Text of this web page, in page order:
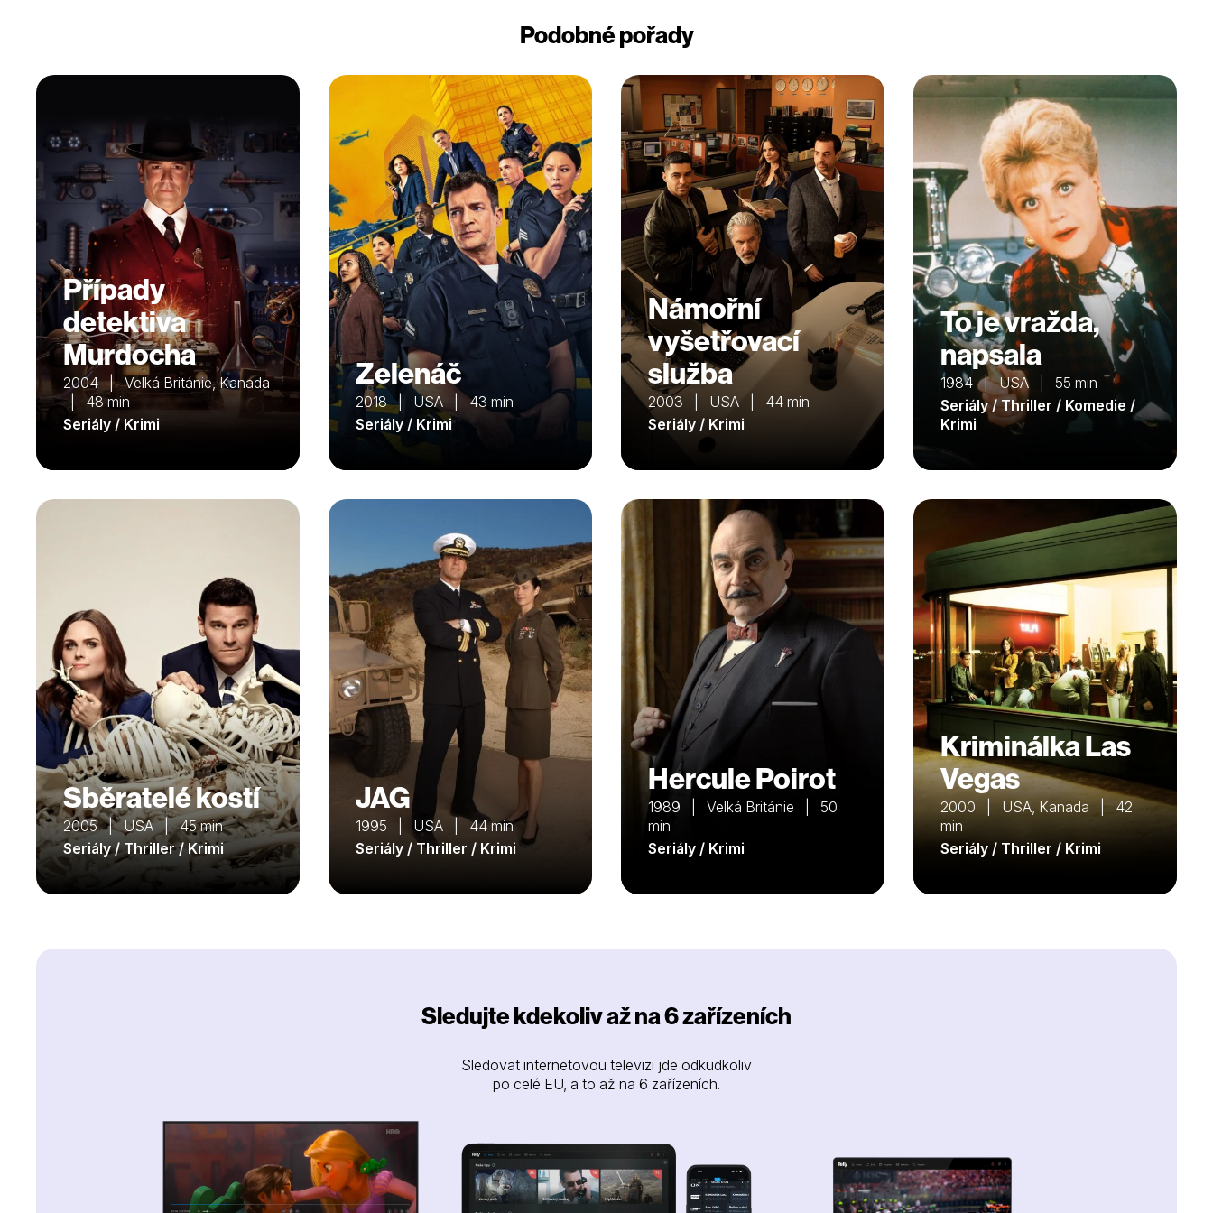
Podobné pořady
Případy
detektiva
Murdocha
2004 | Velká Británie, Kanada
| 48 min
Seriály / Krimi
Zelenáč
2018 | USA | 43 min
Seriály / Krimi
Námořní
vyšetřovací
služba
2003 | USA | 44 min
Seriály / Krimi
To je vražda,
napsala
1984 | USA | 55 min
Seriály / Thriller / Komedie /
Krimi
Sběratelé kostí
2005 | USA | 45 min
Seriály / Thriller / Krimi
JAG
1995 | USA | 44 min
Seriály / Thriller / Krimi
Hercule Poirot
1989 | Velká Británie | 50
min
Seriály / Krimi
Kriminálka Las
Vegas
2000 | USA, Kanada | 42
min
Seriály / Thriller / Krimi
Sledujte kdekoliv až na 6 zařízeních
Sledovat internetovou televizi jde odkudkoliv
po celé EU, a to až na 6 zařízeních.